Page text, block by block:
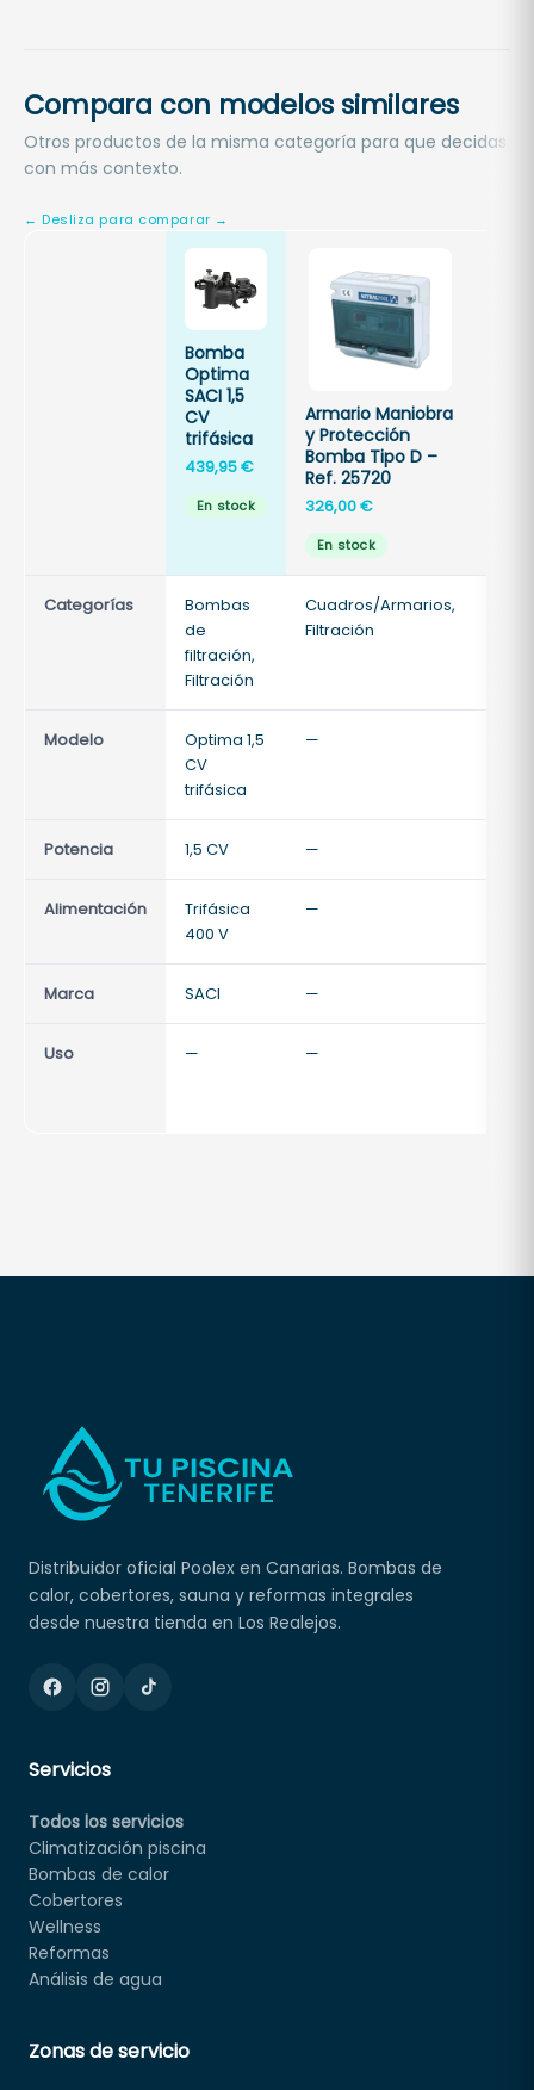
Compara con modelos similares
Otros productos de la misma categoría para que decidas
con más contexto.
Bomba
Optima
SACI 1,5
CV
trifásica
439,95€
En stock
Armario Maniobra
y Protección
Bomba Tipo D –
Ref. 25720
326,00€
En stock
Categorías
Bombas
de
filtración,
Filtración
Cuadros/Armarios,
Filtración
Modelo
Optima 1,5
CV
trifásica
—
Potencia 1,5 CV —
Alimentación
Trifásica
400 V
—
Marca SACI —
Uso — —
Distribuidor oficial Poolex en Canarias. Bombas de
calor, cobertores, sauna y reformas integrales
desde nuestra tienda en Los Realejos.
Servicios
Todos los servicios
Climatización piscina
Bombas de calor
Cobertores
Wellness
Reformas
Análisis de agua
Zonas de servicio